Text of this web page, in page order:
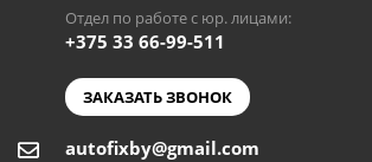
Отдел по работе с юр. лицами:
+375 33 66-99-511
ЗАКАЗАТЬ ЗВОНОК
autofixby@gmail.com